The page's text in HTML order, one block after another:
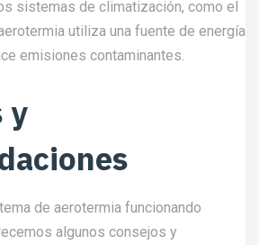
sistemas de climatización, como el
utiliza una fuente de energía
emisiones contaminantes.
y
de aerotermia funcionando
algunos consejos y